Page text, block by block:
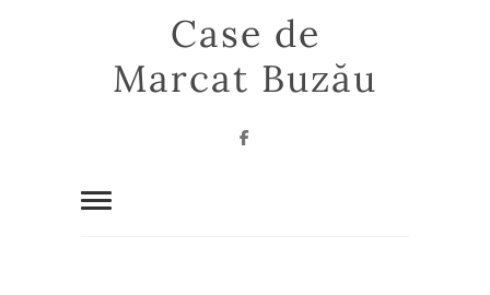
Case de
Marcat Buzău
Facebook